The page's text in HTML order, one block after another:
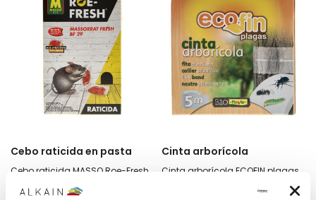
Cebo raticida en pasta
Cebo raticida MASSO Roe-Fresh
Cinta arborícola
Cinta arborícola ECOFIN plagas